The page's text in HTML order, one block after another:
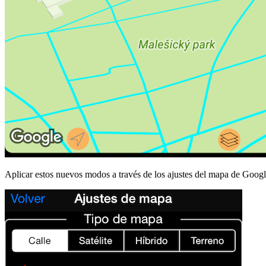
Aplicar estos nuevos modos a través de los ajustes del mapa de